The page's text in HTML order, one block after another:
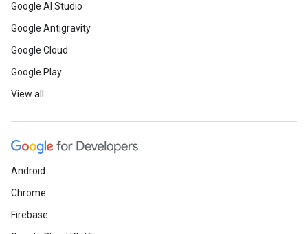
Google AI Studio
Google Antigravity
Google Cloud
Google Play
View all
Android
Chrome
Firebase